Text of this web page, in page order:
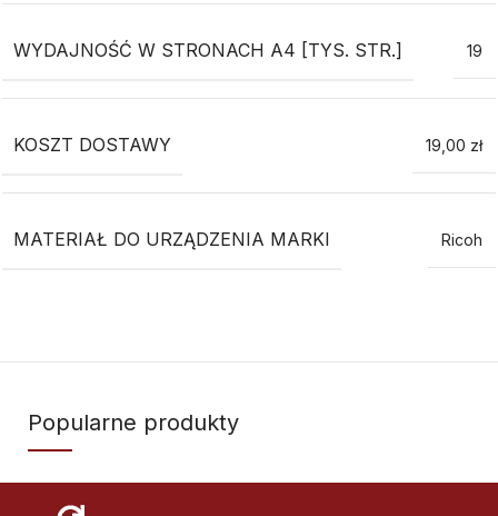
WYDAJNOŚĆ W STRONACH A4 [TYS. STR.] 19
KOSZT DOSTAWY 19,00 zł
MATERIAŁ DO URZĄDZENIA MARKI Ricoh
Popularne produkty